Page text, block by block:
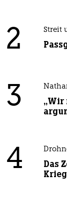
2 Streit
3
„Wir
4
Das